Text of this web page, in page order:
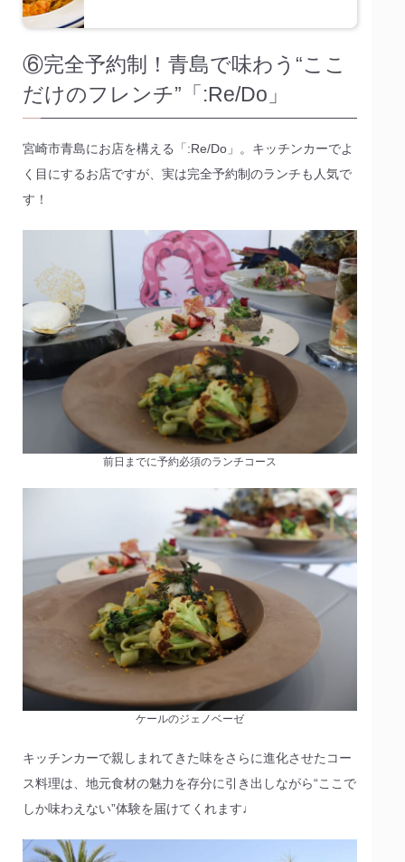
⑥完全予約制！青島で味わう“ここ
だけのフレンチ”「:Re/Do」
宮崎市青島にお店を構える「:Re/Do」。キッチンカーでよ
く目にするお店ですが、実は完全予約制のランチも人気で
す！
前日までに予約必須のランチコース
ケールのジェノベーゼ
キッチンカーで親しまれてきた味をさらに進化させたコー
ス料理は、地元食材の魅力を存分に引き出しながら“ここで
しか味わえない”体験を届けてくれます♩